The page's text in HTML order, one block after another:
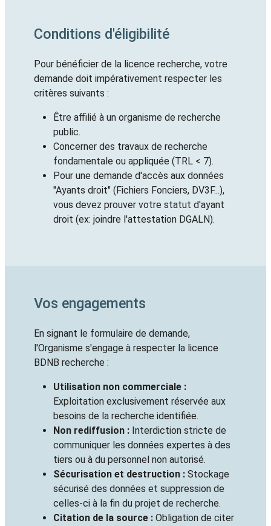
Conditions d'éligibilité
Pour bénéficier de la licence recherche, votre
demande doit impérativement respecter les
critères suivants :
Être affilié à un organisme de recherche
public.
Concerner des travaux de recherche
fondamentale ou appliquée (TRL < 7).
Pour une demande d'accès aux données
"Ayants droit" (Fichiers Fonciers, DV3F...),
vous devez prouver votre statut d'ayant
droit (ex: joindre l'attestation DGALN).
Vos engagements
En signant le formulaire de demande,
l'Organisme s'engage à respecter la licence
BDNB recherche :
Utilisation non commerciale :
Exploitation exclusivement réservée aux
besoins de la recherche identifiée.
Non rediffusion : Interdiction stricte de
communiquer les données expertes à des
tiers ou à du personnel non autorisé.
Sécurisation et destruction : Stockage
sécurisé des données et suppression de
celles-ci à la fin du projet de recherche.
Citation de la source : Obligation de citer